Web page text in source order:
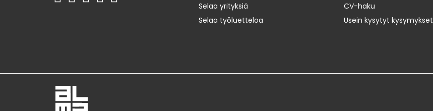
Selaa yrityksiä
Selaa työluetteloa
CV-haku
Usein kysytyt kysymykset